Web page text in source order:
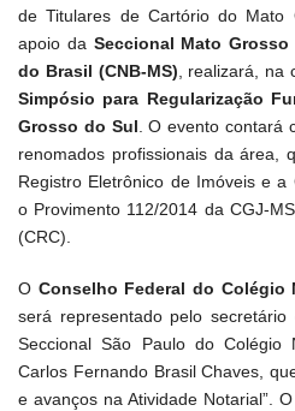
de Titulares de Cartório do
apoio da Seccional Mato
do Brasil (CNB-MS) , realizará,
Simpósio para Regularização
Grosso do Sul . O evento contará
renomados profissionais da área,
Registro Eletrônico de Imóveis e a
o Provimento 112/2014 da CGJ-
(CRC).
O Conselho Federal do Colégio
será representado pelo
Seccional São Paulo do Colégio
Carlos Fernando Brasil Chaves,
e avanços na Atividade Notarial”.